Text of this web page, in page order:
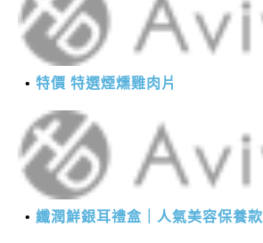
特價 特選煙燻雞肉片
纖潤鮮銀耳禮盒｜人氣美容保養款